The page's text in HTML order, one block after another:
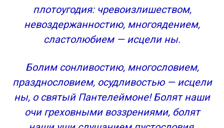
плотоугодия: чревоизлишеством,
невоздержанностию, многоядением,
сластолюбием — исцели ны.
Болим сонливостию, многословием,
празднословием, осудливостью — исцели
ны, о святый Пантелеймоне! Болят наши
очи греховными воззрениями, болят